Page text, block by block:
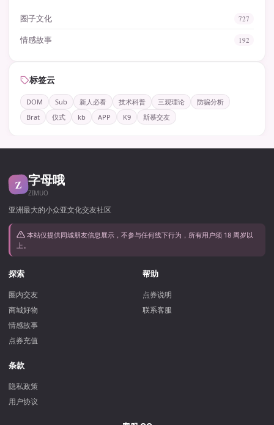
圈子文化 727
情感故事 192
标签云
DOM Sub 新人必看 技术科普 三观理论
防骗分析
Brat
仪式 kb APP K9 斯慕交友
Z 字母哦
ZIMUO
亚洲最大的小众亚文化交友社区
本站仅提供同城朋友信息展示，不参与任何线下行为，所有用户须 18 周岁以
上。
探索
圈内交友
商城好物
情感故事
点券充值
帮助
点券说明
联系客服
条款
隐私政策
用户协议